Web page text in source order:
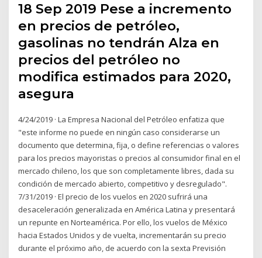
18 Sep 2019 Pese a incremento
en precios de petróleo,
gasolinas no tendrán Alza en
precios del petróleo no
modifica estimados para 2020,
asegura
4/24/2019 · La Empresa Nacional del Petróleo enfatiza que
"este informe no puede en ningún caso considerarse un
documento que determina, fija, o define referencias o valores
para los precios mayoristas o precios al consumidor final en el
mercado chileno, los que son completamente libres, dada su
condición de mercado abierto, competitivo y desregulado".
7/31/2019 · El precio de los vuelos en 2020 sufrirá una
desaceleración generalizada en América Latina y presentará
un repunte en Norteamérica. Por ello, los vuelos de México
hacia Estados Unidos y de vuelta, incrementarán su precio
durante el próximo año, de acuerdo con la sexta Previsión